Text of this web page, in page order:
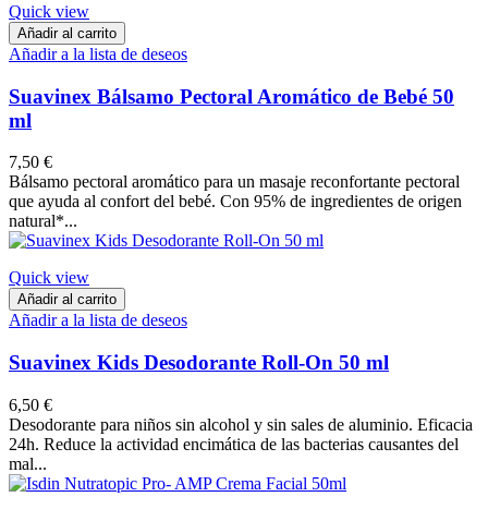
Quick view
Añadir al carrito
Añadir a la lista de deseos
Suavinex Bálsamo Pectoral Aromático de Bebé 50
ml
7,50 €
Bálsamo pectoral aromático para un masaje reconfortante pectoral
que ayuda al confort del bebé. Con 95% de ingredientes de origen
natural*...
Quick view
Añadir al carrito
Añadir a la lista de deseos
Suavinex Kids Desodorante Roll-On 50 ml
6,50 €
Desodorante para niños sin alcohol y sin sales de aluminio. Eficacia
24h. Reduce la actividad encimática de las bacterias causantes del
mal...